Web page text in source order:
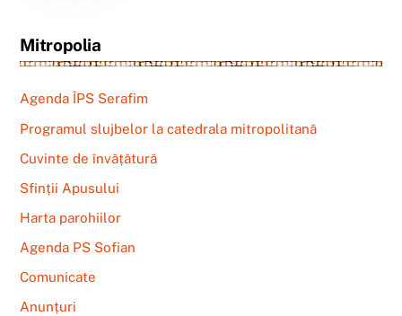
Mitropolia
Agenda ÎPS Serafim
Programul slujbelor la catedrala mitropolitană
Cuvinte de învățătură
Sfinții Apusului
Harta parohiilor
Agenda PS Sofian
Comunicate
Anunțuri